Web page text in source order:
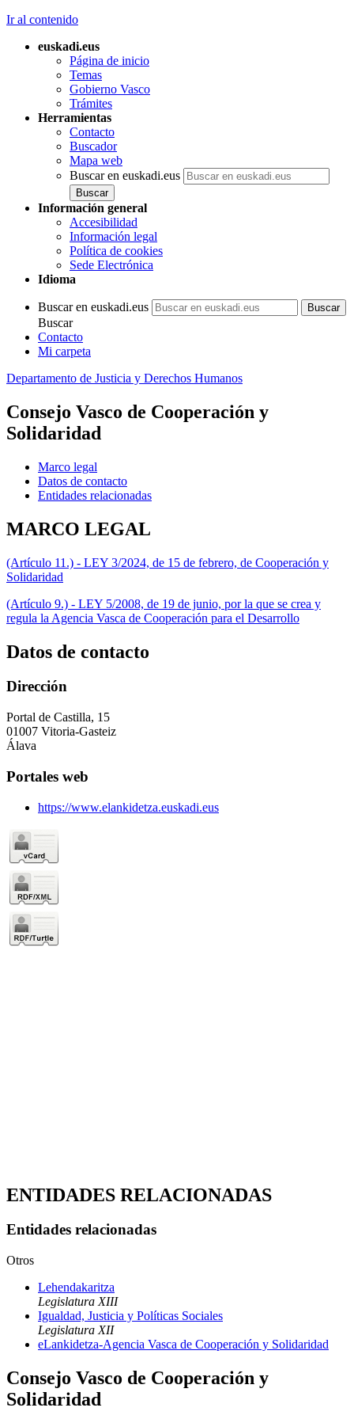
Ir al contenido
euskadi.eus
Página de inicio
Temas
Gobierno Vasco
Trámites
Herramientas
Contacto
Buscador
Mapa web
Buscar en euskadi.eus
Información general
Accesibilidad
Información legal
Política de cookies
Sede Electrónica
Idioma
Buscar en euskadi.eus
Buscar
Contacto
Mi carpeta
Departamento de Justicia y Derechos Humanos
Consejo Vasco de Cooperación y
Solidaridad
Marco legal
Datos de contacto
Entidades relacionadas
MARCO LEGAL
(Artículo 11.) - LEY 3/2024, de 15 de febrero, de Cooperación y
Solidaridad
(Artículo 9.) - LEY 5/2008, de 19 de junio, por la que se crea y
regula la Agencia Vasca de Cooperación para el Desarrollo
Datos de contacto
Dirección
Portal de Castilla, 15
01007 Vitoria-Gasteiz
Álava
Portales web
https://www.elankidetza.euskadi.eus
ENTIDADES RELACIONADAS
Entidades relacionadas
Otros
Lehendakaritza
Legislatura XIII
Igualdad, Justicia y Políticas Sociales
Legislatura XII
eLankidetza-Agencia Vasca de Cooperación y Solidaridad
Consejo Vasco de Cooperación y
Solidaridad